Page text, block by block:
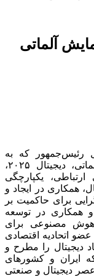
آلماتی
رئیس‌جمهور که به
قزاقستان سفر کرده است در همایش آلماتی، دیجیتال ۲۰۲۵،
یکپارچگی
همکاری در ایجاد و
برای حاکمیت بر
همکاری در توسعه
هوش مصنوعی برای
اتحادیه اقتصادی
دیجیتال را مطرح و
ایران و کشورهای
دیجیتال و صنعتی